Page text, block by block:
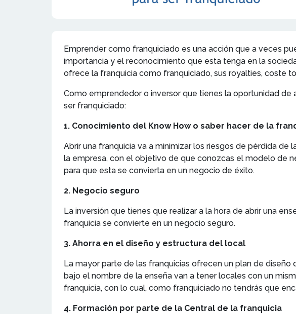
Emprender como franquiciado es una acción que a veces
importancia y el reconocimiento que esta tenga en la
ofrece la franquicia como franquiciado, sus royalties, coste
Como emprendedor o inversor que tienes la oportunidad de
ser franquiciado:
1. Conocimiento del Know How o saber hacer de la
Abrir una franquicia va a minimizar los riesgos de pérdida
la empresa, con el objetivo de que conozcas el modelo de
para que esta se convierta en un negocio de éxito.
2. Negocio seguro
La inversión que tienes que realizar a la hora de abrir una
franquicia se convierte en un negocio seguro.
3. Ahorra en el diseño y estructura del local
La mayor parte de las franquicias ofrecen un plan de
bajo el nombre de la enseña van a tener locales con un
franquicia, con lo cual, como franquiciado no tendrás que
4. Formación por parte de la Central de la franquicia